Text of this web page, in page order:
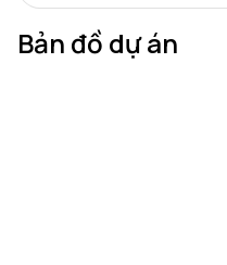
Bản đồ dự án